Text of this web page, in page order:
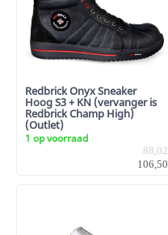
Redbrick Onyx Sneaker
Hoog S3 + KN (vervanger is
Redbrick Champ High)
(Outlet)
1 op voorraad
88,02
106,50